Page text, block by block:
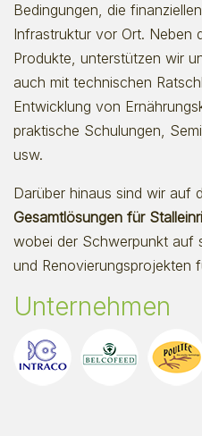
Bedingungen, die
Infrastruktur vor Ort. Neben
Produkte, unterstützen wir
auch mit technischen
Entwicklung von
praktische Schulungen,
usw.
Darüber hinaus sind wir auf
Gesamtlösungen für
wobei der Schwerpunkt auf
und Renovierungsprojekten
Unternehmen